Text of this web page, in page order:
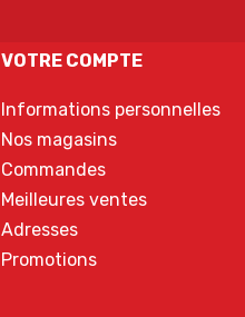
VOTRE COMPTE
Informations personnelles
Nos magasins
Commandes
Meilleures ventes
Adresses
Promotions